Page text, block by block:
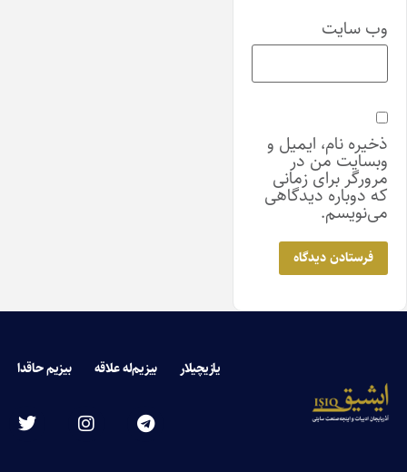
وب‌ سایت
ذخیره نام، ایمیل و
وبسایت من در
مرورگر برای زمانی
که دوباره دیدگاهی
می‌نویسم.
یازیچیلار بیزیم‌له علاقه بیزیم حاقدا